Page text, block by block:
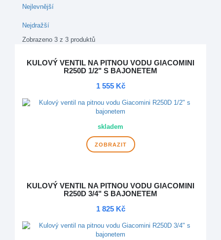
Nejlevnější
Nejdražší
Zobrazeno 3 z 3 produktů
KULOVÝ VENTIL NA PITNOU VODU GIACOMINI
R250D 1/2" S BAJONETEM
1 555 Kč
skladem
ZOBRAZIT
KULOVÝ VENTIL NA PITNOU VODU GIACOMINI
R250D 3/4" S BAJONETEM
1 825 Kč